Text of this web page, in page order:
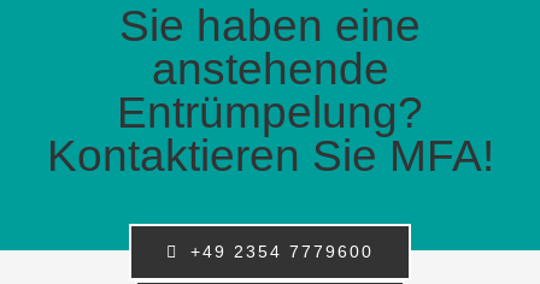
Sie haben eine
anstehende
Entrümpelung?
Kontaktieren Sie MFA!
+49 2354 7779600